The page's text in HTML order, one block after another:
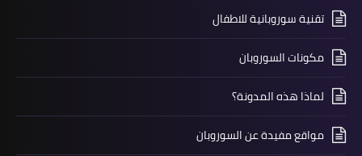
تقنية سوروبانية للاطفال
مكونات السوروبان
لماذا هذه المدونة؟
مواقع مفيدة عن السوروبان